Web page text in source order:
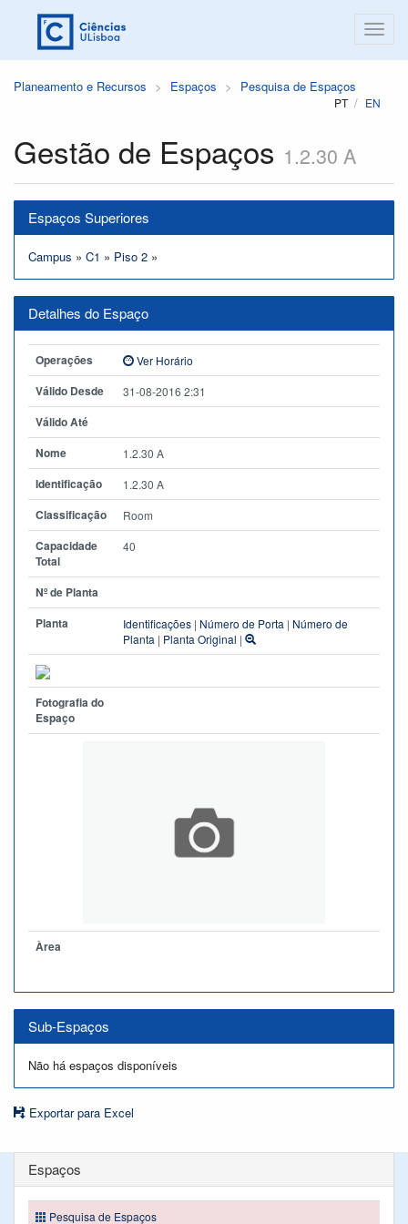
Planeamento e Recursos Espaços Pesquisa de Espaços
PT EN
Gestão de Espaços 1.2.30 A
Espaços Superiores
Campus » C1 » Piso 2 »
Detalhes do Espaço
Operações Ver Horário
Válido Desde 31-08-2016 2:31
Válido Até
Nome
1.2.30 A
Identificação 1.2.30 A
Classificação Room
Capacidade
Total
40
Nº de Planta
Planta
Identificações | Número de Porta | Número de
Planta | Planta Original |
Fotografia do
Espaço
Àrea
Sub-Espaços
Não há espaços disponíveis
Exportar para Excel
Espaços
Pesquisa de Espaços